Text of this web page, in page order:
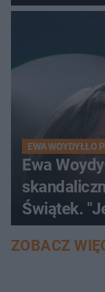
EWA WOYDYŁŁO
Ewa
Świątek.
ZOBACZ